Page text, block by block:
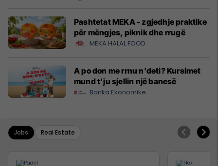
Pashtetat MEKA - zgjedhje praktike
për mëngjes, piknik dhe rrugë
MEKA HALAL FOOD
A po don me rrnu n’deti? Kursimet
mund t’ju sjellin një banesë
Banka Ekonomike
Jobs Real Estate